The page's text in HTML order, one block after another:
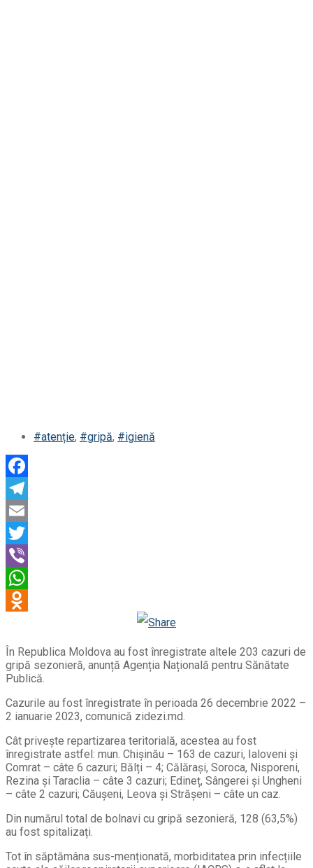
#atenție, #gripă, #igienă
Odnoklassniki
În Republica Moldova au fost înregistrate altele 203 cazuri de
gripă sezonieră, anunță Agenția Națională pentru Sănătate
Publică.
Cazurile au fost înregistrate în perioada 26 decembrie 2022 –
2 ianuarie 2023, comunică zidezi.md.
Cât privește repartizarea teritorială, acestea au fost
înregistrate astfel: mun. Chișinău – 163 de cazuri, Ialoveni și
Comrat – câte 6 cazuri; Bălți – 4; Călărași, Soroca, Nisporeni,
Rezina și Taraclia – câte 3 cazuri; Edineț, Sângerei și Ungheni
– câte 2 cazuri; Căușeni, Leova și Strășeni – câte un caz.
Din numărul total de bolnavi cu gripă sezonieră, 128 (63,5%)
au fost spitalizați.
Tot în săptămâna sus-menționată, morbiditatea prin infecțiile